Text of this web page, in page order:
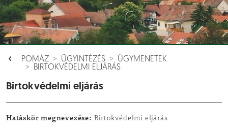
POMÁZ ÜGYINTÉZÉS
ÜGYMENETEK
BIRTOKVÉDELMI ELJÁRÁS
Birtokvédelmi eljárás
Hatáskör megnevezése: Birtokvédelmi eljárás
Aloldalak []